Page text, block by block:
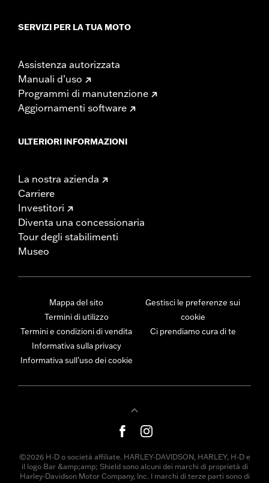
SERVIZI PER LA TUA MOTO
Assistenza autorizzata
Manuali d’uso
Programmi di manutenzione
Aggiornamenti software
ULTERIORI INFORMAZIONI
La nostra azienda
Carriere
Investitori
Diventa una concessionaria
Tour degli stabilimenti
Museo
Mappa del sito
Termini di utilizzo
Termini e condizioni di vendita
Informativa sulla privacy
Informativa sull’uso dei cookie
Gestisci le preferenze sui
cookie
Ci prendiamo cura di te
©2026 H-D o società affiliate. HARLEY-DAVIDSON, HARLEY, H-D e
il logo Bar &amp;amp; Shield sono alcuni dei marchi di proprietà di
Harley-Davidson Motor Company, Inc. I marchi di terze parti sono di